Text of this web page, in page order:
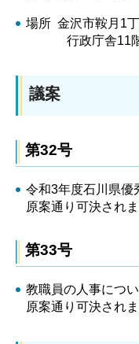
場所 金沢市鞍月1
行政庁舎11階
議案
第32号
令和3年度石川県優
原案通り可決され
第33号
教職員の人事につ
原案通り可決されま